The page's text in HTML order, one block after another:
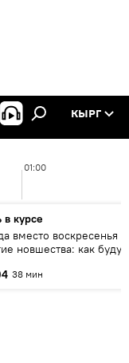
КЫРГ
01:00
в курсе
вместо воскресенья и
новшества: как будут
38 мин